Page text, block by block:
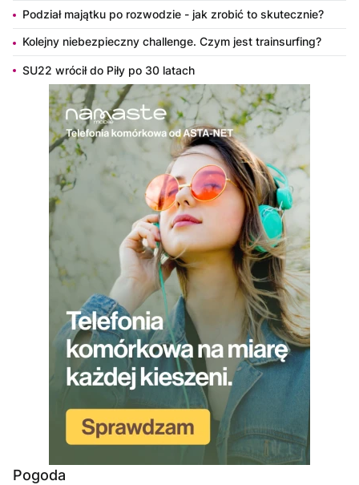
Podział majątku po rozwodzie - jak zrobić to skutecznie?
Kolejny niebezpieczny challenge. Czym jest trainsurfing?
SU22 wrócił do Piły po 30 latach
Pogoda